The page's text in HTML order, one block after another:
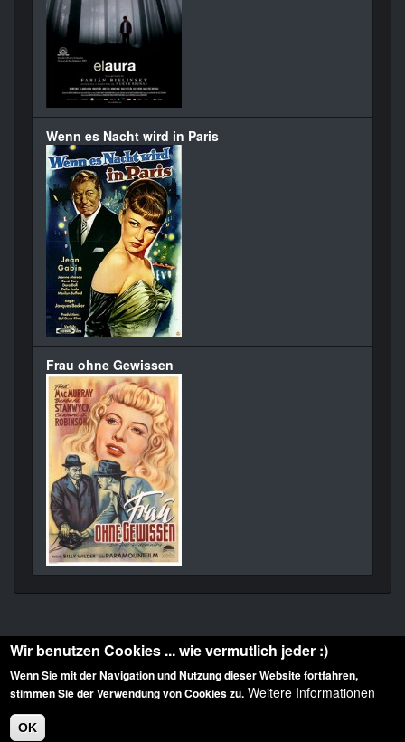
Wenn es Nacht wird in Paris
Frau ohne Gewissen
Diese Website ist urheberrechtlich geschützt: © 2010-2026 der Film Noir de. Alle
Rechte vorbehalten.
Wir benutzen Cookies ... wie vermutlich jeder :)
Wenn Sie mit der Navigation und Nutzung dieser Website fortfahren,
stimmen Sie der Verwendung von Cookies zu. Weitere Informationen
OK